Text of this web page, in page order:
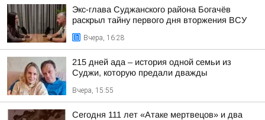
Экс-глава Суджанского района Богачёв
раскрыл тайну первого дня вторжения ВСУ
Вчера, 16:28
215 дней ада – история одной семьи из
Суджи, которую предали дважды
Вчера, 15:55
Сегодня 111 лет «Атаке мертвецов» и два